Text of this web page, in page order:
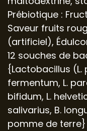
Prébiotique :
Saveur fruits
(artificiel),
12 souches de
{Lactobacillus (L.
fermentum, L.
bifidum, L.
salivarius, B.
pomme de terre}